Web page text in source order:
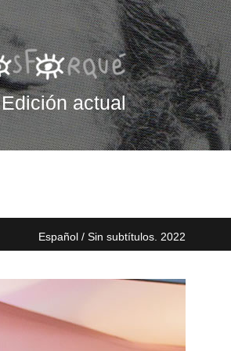
Edición actual
Español / Sin subtítulos. 2022